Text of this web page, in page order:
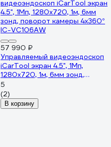
57 990 ₽
Управляемый видеоэндоскоп
iCarTool экран 4.5", 1Мп,
1280x720, 1м, 6мм зонд,
поворот камеры 4х360° IC-
VC106AW
5
(2)
В корзину